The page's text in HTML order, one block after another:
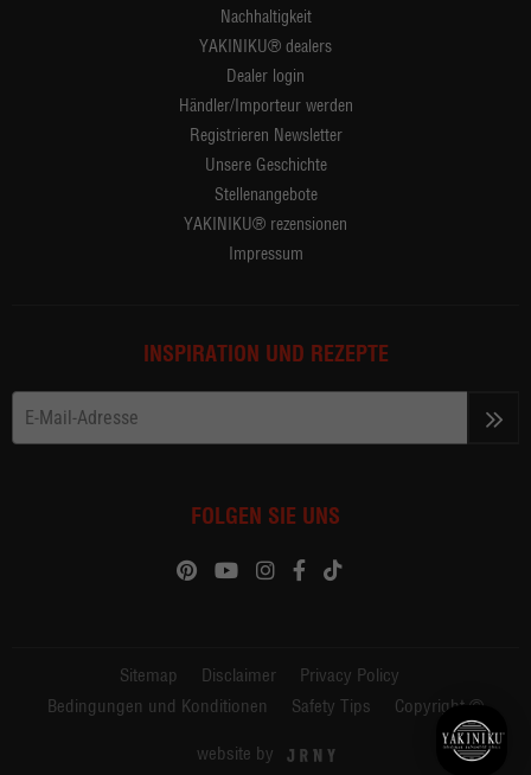
Nachhaltigkeit
YAKINIKU® dealers
Dealer login
Händler/Importeur werden
Registrieren Newsletter
Unsere Geschichte
Stellenangebote
YAKINIKU® rezensionen
Impressum
INSPIRATION UND REZEPTE
FOLGEN SIE UNS
Sitemap Disclaimer
Privacy Policy
Bedingungen und Konditionen
Safety Tips Copyright ©
website by